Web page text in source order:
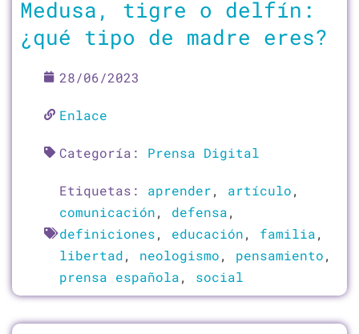
Medusa, tigre o delfín:
¿qué tipo de madre eres?
28/06/2023
Enlace
Categoría: Prensa Digital
Etiquetas: aprender, artículo,
comunicación, defensa,
definiciones, educación, familia,
libertad, neologismo, pensamiento,
prensa española, social